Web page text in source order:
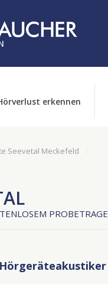
erkennen
Seevetal Meckefeld